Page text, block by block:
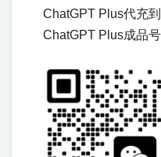
ChatGPT Plus代充
ChatGPT Plus成品号